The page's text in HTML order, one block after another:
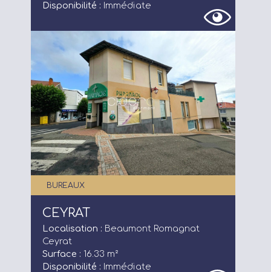
Annonces
Acheteurs/Locataires
Propriétaires/Bailleurs
Actualités
Qui sommes-nous ?
FAQ
Disponibilité : Immédiate
BUREAUX
CEYRAT
Localisation : Beaumont Romagnat
Ceyrat
Surface : 16.33 m²
Disponibilité : Immédiate